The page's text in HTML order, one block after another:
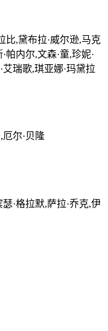
比,黛布拉·威尔逊,马克
帕内尔,文森·童,珍妮·
瑞歌,琪亚娜·玛黛拉
厄尔·贝隆
·格拉默,萨拉·乔克,伊